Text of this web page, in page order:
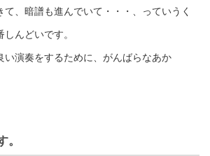
、暗譜も進んでいて・・・、っていうく
んどいです。
い演奏をするために、がんばらなあか
。